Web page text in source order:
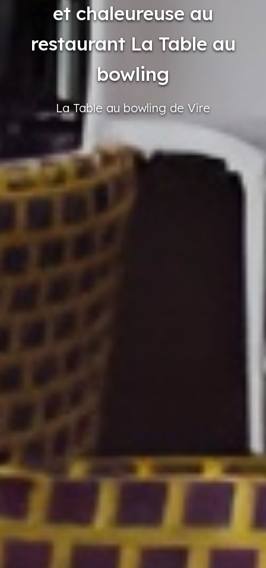
et chaleureuse au
restaurant La Table au
bowling
La Table au bowling de Vire